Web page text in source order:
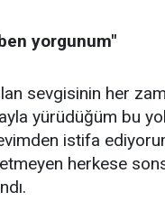
yorgunum"
sevgisinin her
yürüdüğüm bu
istifa
herkese